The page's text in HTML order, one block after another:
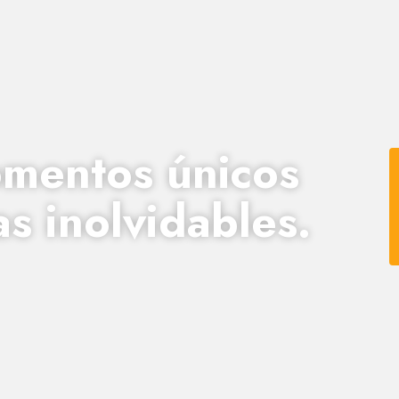
únicos
inolvidables.